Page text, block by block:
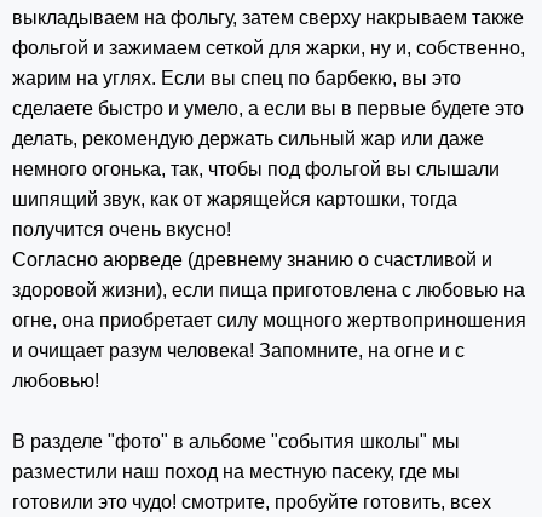
выкладываем на фольгу, затем сверху накрываем также
фольгой и зажимаем сеткой для жарки, ну и, собственно,
жарим на углях. Если вы спец по барбекю, вы это
сделаете быстро и умело, а если вы в первые будете это
делать, рекомендую держать сильный жар или даже
немного огонька, так, чтобы под фольгой вы слышали
шипящий звук, как от жарящейся картошки, тогда
получится очень вкусно!
Согласно аюрведе (древнему знанию о счастливой и
здоровой жизни), если пища приготовлена с любовью на
огне, она приобретает силу мощного жертвоприношения
и очищает разум человека! Запомните, на огне и с
любовью!
В разделе "фото" в альбоме "события школы" мы
разместили наш поход на местную пасеку, где мы
готовили это чудо! смотрите, пробуйте готовить, всех